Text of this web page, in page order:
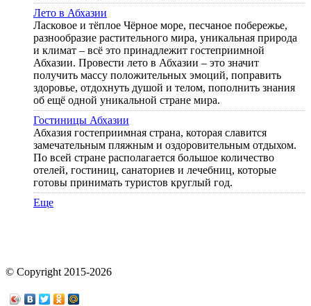
Лето в Абхазии
Ласковое и тёплое Чёрное море, песчаное побережье,
разнообразие растительного мира, уникальная природа
и климат – всё это принадлежит гостеприимной
Абхазии. Провести лето в Абхазии – это значит
получить массу положительных эмоций, поправить
здоровье, отдохнуть душой и телом, пополнить знания
об ещё одной уникальной стране мира.
Гостиницы Абхазии
Абхазия гостеприимная страна, которая славится
замечательным пляжным и оздоровительным отдыхом.
По всей стране располагается большое количество
отелей, гостиниц, санаториев и лечебниц, которые
готовы принимать туристов круглый год.
Еще
© Copyright 2015-2026